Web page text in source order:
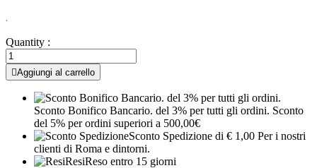
.
Quantity :
Aggiungi al carrello
Sconto Bonifico Bancario. del 3% per tutti gli ordini. Sconto
del 5% per ordini superiori a 500,00€
Sconto Spedizione di € 1,00 Per i nostri
clienti di Roma e dintorni.
ResiReso entro 15 giorni